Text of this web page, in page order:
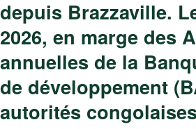
depuis Brazzaville.
2026, en marge des
annuelles de la
de développement
autorités